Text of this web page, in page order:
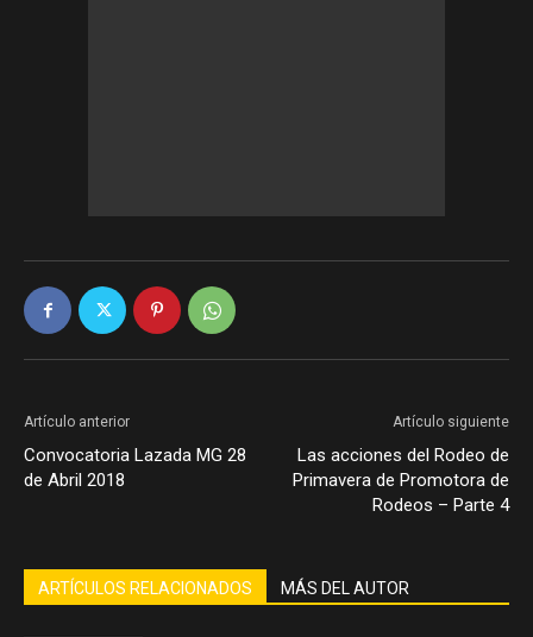
Artículo anterior
Convocatoria Lazada MG 28
de Abril 2018
Artículo siguiente
Las acciones del Rodeo de
Primavera de Promotora de
Rodeos – Parte 4
ARTÍCULOS RELACIONADOS MÁS DEL AUTOR